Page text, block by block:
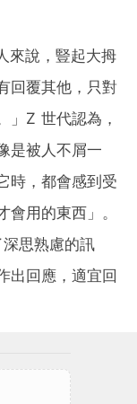
來說，豎起大拇
回覆其他，只對
」Z 世代認為，
是被人不屑一
時，都會感到受
用的東西」。
思熟慮的訊
出回應，適宜回